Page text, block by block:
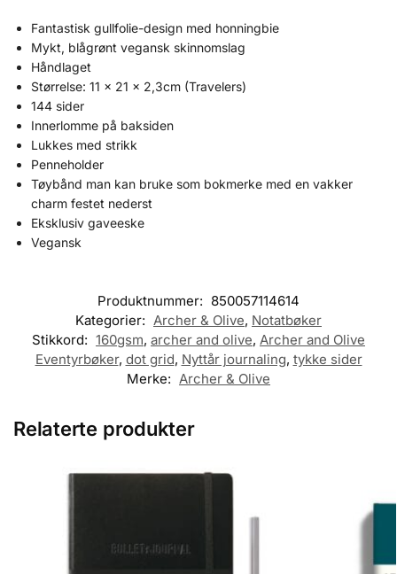
Fantastisk gullfolie-design med honningbie
Mykt, blågrønt vegansk skinnomslag
Håndlaget
Størrelse: 11 x 21 x 2,3cm (Travelers)
144 sider
Innerlomme på baksiden
Lukkes med strikk
Penneholder
Tøybånd man kan bruke som bokmerke med en vakker
charm festet nederst
Eksklusiv gaveeske
Vegansk
Produktnummer: 850057114614
Kategorier: Archer & Olive, Notatbøker
Stikkord: 160gsm, archer and olive, Archer and Olive
Eventyrbøker, dot grid, Nyttår journaling, tykke sider
Merke: Archer & Olive
Relaterte produkter